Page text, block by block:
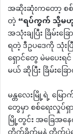
အဆိုးဆုံးကတော့ စ
တဲ့“ရပ်ကွက်သို့မ
အသုံးချပြီး ခြိမ်း
ရတဲ့ ဒီဥပဒေကို သုံး
ရှောင်တွေ မဲမပေး
မယ် ဆိုပြီး ခြိမ်းခ
မန္တလေးမြို့ရဲ့ မြ
တွေမှာ စစ်ရေးလှုပ်
မြို့တွင်း အခြေအနေ